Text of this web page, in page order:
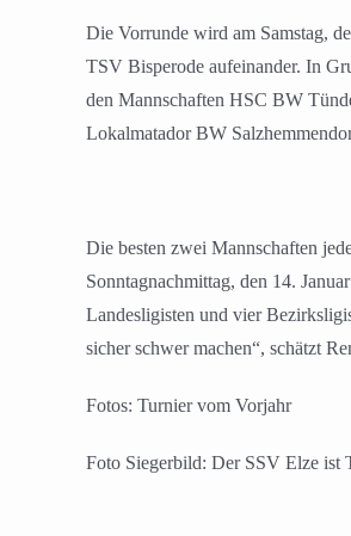
Die Vorrunde wird am Samstag,
TSV Bisperode aufeinander. In
den Mannschaften HSC BW
Lokalmatador BW
Die besten zwei Mannschaften
Sonntagnachmittag, den 14.
Landesligisten und vier
sicher schwer machen“, schätzt
Fotos: Turnier vom Vorjahr
Foto Siegerbild: Der SSV Elze ist